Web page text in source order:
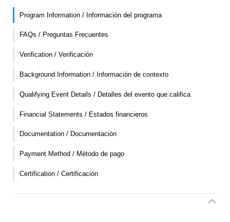
Program Information / Información del programa
FAQs / Preguntas Frecuentes
Verification / Verificación
Background Information / Información de contexto
Qualifying Event Details / Detalles del evento que califica
Financial Statements / Estados financieros
Documentation / Documentación
Payment Method / Método de pago
Certification / Certificación